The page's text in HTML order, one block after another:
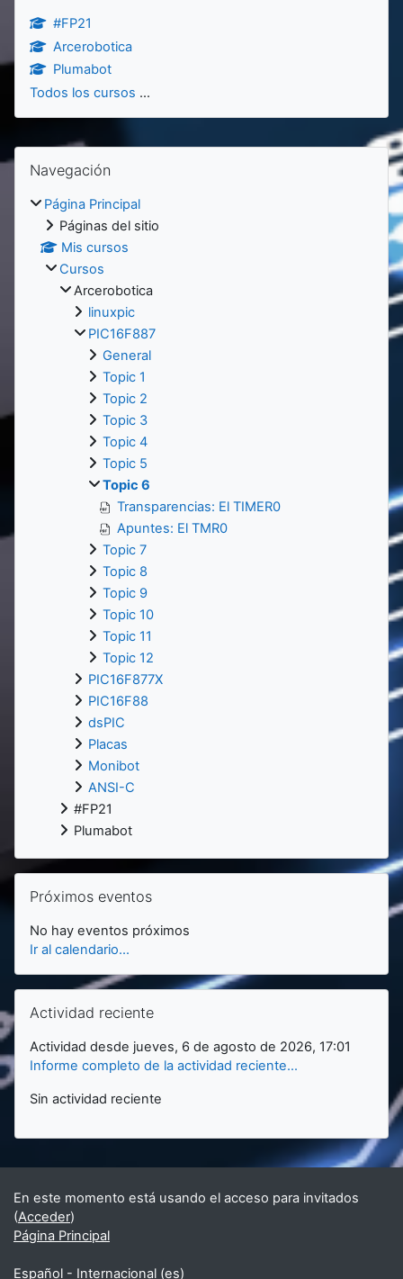
#FP21
Arcerobotica
Plumabot
Todos los cursos ...
Bloques
Salta Navegación
Navegación
Página Principal
Páginas del sitio
Mis cursos
Cursos
Arcerobotica
linuxpic
PIC16F887
General
Topic 1
Topic 2
Topic 3
Topic 4
Topic 5
Topic 6
Transparencias: El TIMER0
Apuntes: El TMR0
Topic 7
Topic 8
Topic 9
Topic 10
Topic 11
Topic 12
PIC16F877X
PIC16F88
dsPIC
Placas
Monibot
ANSI-C
#FP21
Plumabot
Salta Próximos eventos
Próximos eventos
No hay eventos próximos
Ir al calendario...
Salta Actividad reciente
Actividad reciente
Actividad desde jueves, 6 de agosto de 2026, 17:01
Informe completo de la actividad reciente...
Sin actividad reciente
En este momento está usando el acceso para invitados
(Acceder)
Página Principal
Español - Internacional ‎(es)‎